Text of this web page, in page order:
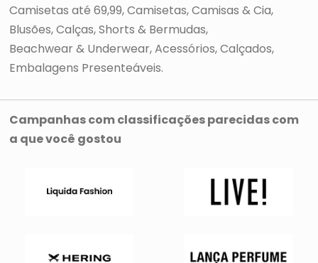
Camisetas até 69,99 Camisetas, Camisas & Cia
Blusões Calças Shorts & Bermudas
Beachwear & Underwear Acessórios Calçados
Embalagens Presenteáveis
Campanhas com classificações parecidas com
a que você gostou